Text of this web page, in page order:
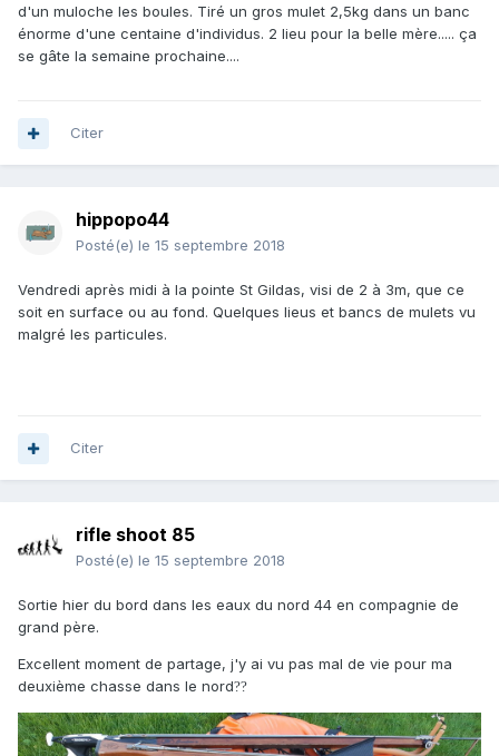
d'un muloche les boules. Tiré un gros mulet 2,5kg dans un banc
énorme d'une centaine d'individus. 2 lieu pour la belle mère..... ça
se gâte la semaine prochaine....
Citer
hippopo44
Posté(e) le 15 septembre 2018
Vendredi après midi à la pointe St Gildas, visi de 2 à 3m, que ce
soit en surface ou au fond. Quelques lieus et bancs de mulets vu
malgré les particules.
Citer
rifle shoot 85
Posté(e) le 15 septembre 2018
Sortie hier du bord dans les eaux du nord 44 en compagnie de
grand père.
Excellent moment de partage, j'y ai vu pas mal de vie pour ma
deuxième chasse dans le nord??